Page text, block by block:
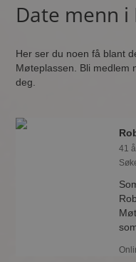
Date menn
Her ser du noen få blant
Møteplassen. Bli medlem
deg.
41